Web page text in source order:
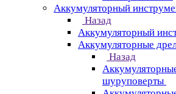
Аккумуляторный
Назад
Аккумуляторный
Аккумуляторные
Назад
шуруповерты